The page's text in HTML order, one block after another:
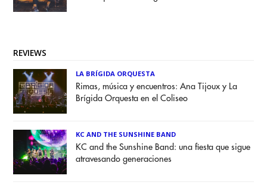
REVIEWS
LA BRÍGIDA ORQUESTA
Rimas, música y encuentros: Ana Tijoux y La
Brígida Orquesta en el Coliseo
KC AND THE SUNSHINE BAND
KC and the Sunshine Band: una fiesta que sigue
atravesando generaciones